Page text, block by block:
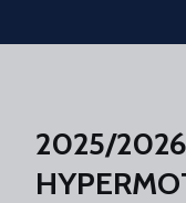
Skip to main content
2025/